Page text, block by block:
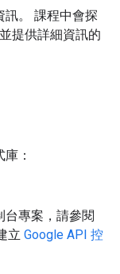
訊。 課程中會探
提供詳細資訊的
：
台專案，請參閱
立 Google API 控